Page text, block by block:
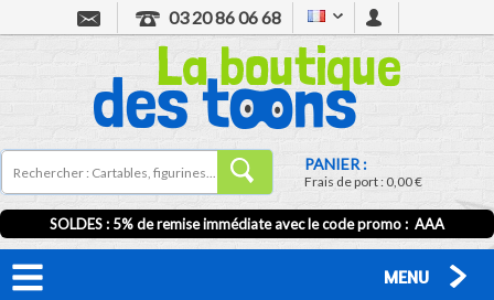
03 20 86 06 68
PANIER :
Frais de port :0,00 €
SOLDES : 5% de remise immédiate avec le code promo : AAA
MENU